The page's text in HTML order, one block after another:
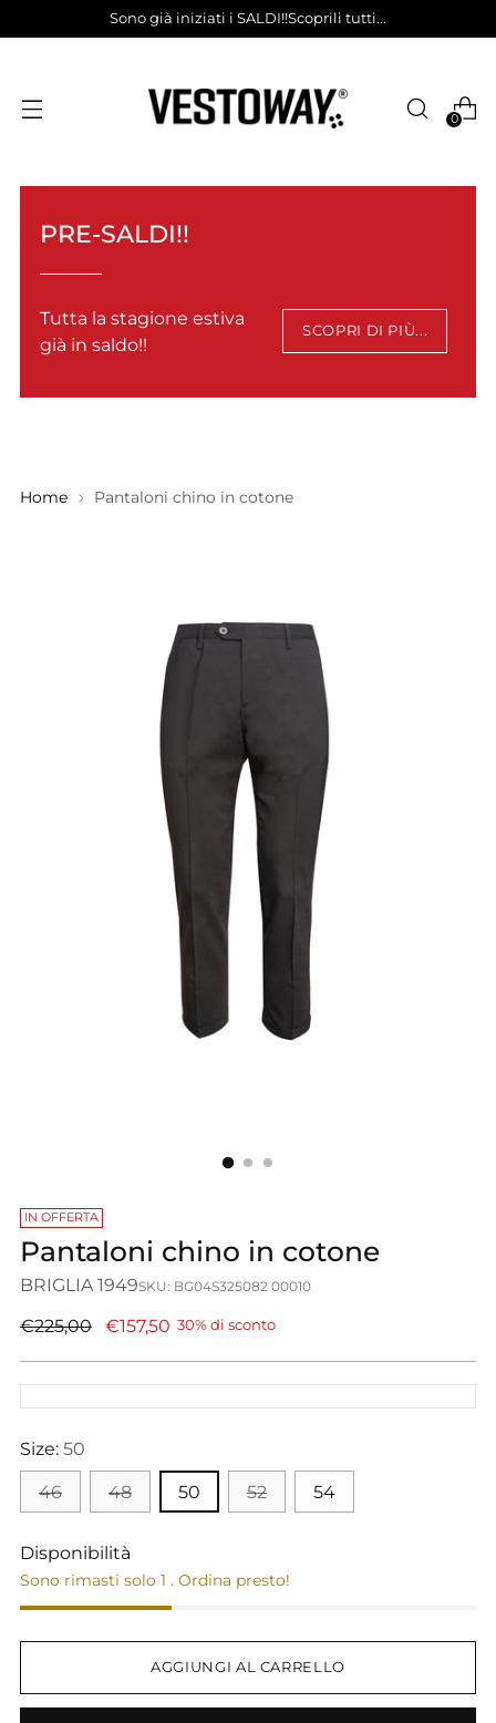
Sono già iniziati i SALDI!!Scoprili tutti...
0
PRE-SALDI!!
Tutta la stagione estiva
già in saldo!!
SCOPRI DI PIÙ...
Home Pantaloni chino in cotone
IN OFFERTA
Pantaloni chino in cotone
BRIGLIA 1949SKU: BG04S325082 00010
Prezzo
€225,00 €157,50 30% di sconto
Size: 50
46
48 50 52 54
Disponibilità
Sono rimasti solo 1 . Ordina presto!
AGGIUNGI AL CARRELLO